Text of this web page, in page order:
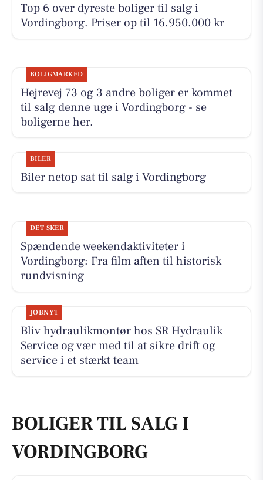
Top 6 over dyreste boliger til salg i
Vordingborg. Priser op til 16.950.000 kr
BOLIGMARKED
Hejrevej 73 og 3 andre boliger er kommet
til salg denne uge i Vordingborg - se
boligerne her.
BILER
Biler netop sat til salg i Vordingborg
DET SKER
Spændende weekendaktiviteter i
Vordingborg: Fra film aften til historisk
rundvisning
JOBNYT
Bliv hydraulikmontør hos SR Hydraulik
Service og vær med til at sikre drift og
service i et stærkt team
BOLIGER TIL SALG I
VORDINGBORG